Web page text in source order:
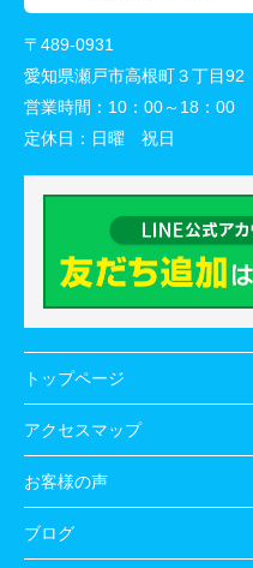
〒489-0931
愛知県瀬戸市高根町３丁目92
営業時間： 10：00～18：00
定休日： 日曜 祝日
トップページ
アクセスマップ
お客様の声
ブログ